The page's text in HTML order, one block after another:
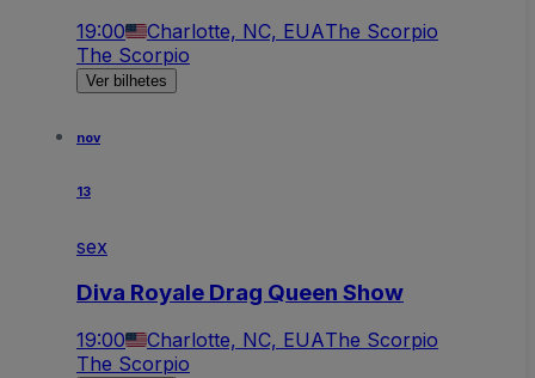
19:00 Charlotte, NC, EUAThe Scorpio
The Scorpio
Ver bilhetes
nov
13
sex
Diva Royale Drag Queen Show
19:00 Charlotte, NC, EUAThe Scorpio
The Scorpio